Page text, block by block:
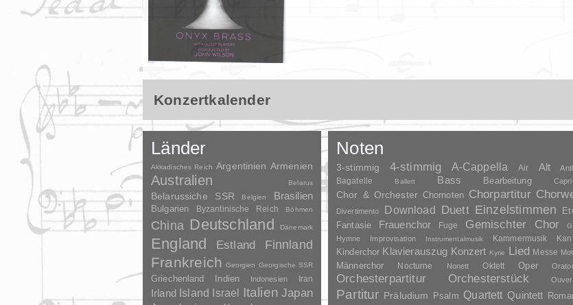
Konzertkalender
Länder
Akkadisches Reich Argentinien Armenien
Australien Belarus
Belarussiche SSR Belgien Brasilien
Bulgarien Byzantinische Reich Böhmen
China Deutschland Dänemark
England Estland Finnland
Frankreich Georgien Georgische SSR
Griechenland Indien Indonesien Iran
Irland Island Israel Italien Japan
Noten
3-stimmig 4-stimmig A-Cappella Air Alt
Bagatelle Ballett Bass Bearbeitung
Chor & Orchester Chornoten Chorpartitur
Divertimento Download Duett Einzelstimmen
Fantasie Frauenchor Fuge Gemischter Chor
Hymne Improvisation Instrumentalmusik Kammermusik
Kinderchor Klavierauszug Konzert Kyrie Lied Messe
Männerchor Nocturne Nonett Oktett Oper
Orchesterpartitur Orchesterstück
Partitur Präludium Psalm Quartett Quintett